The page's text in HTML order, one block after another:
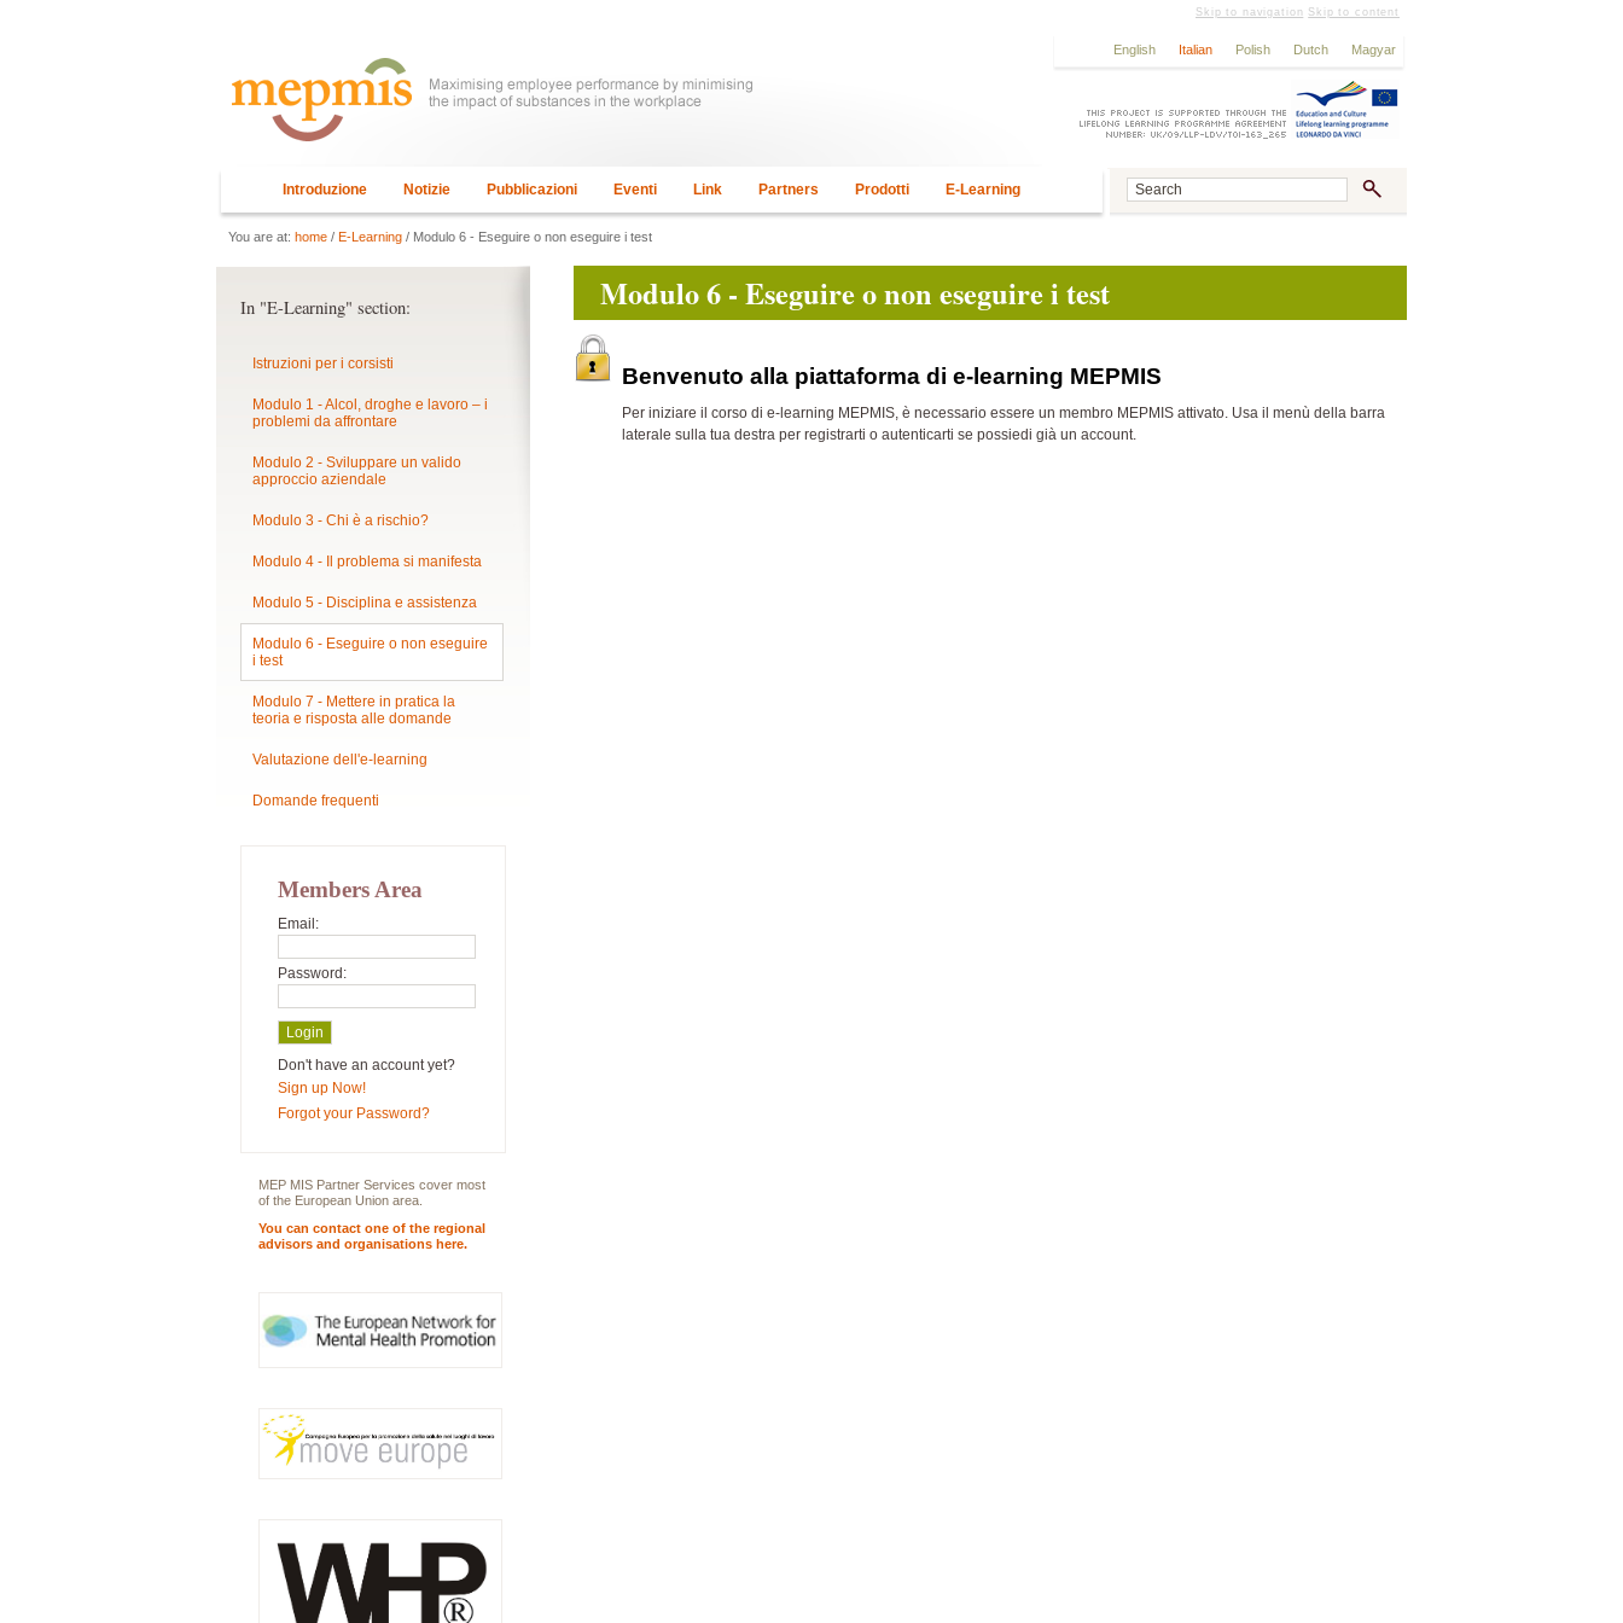
Skip to navigation Skip to content
English Italian Polish Dutch Magyar
Introduzione Notizie Pubblicazioni Eventi Link Partners Prodotti E-Learning
You are at: home / E-Learning / Modulo 6 - Eseguire o non eseguire i test
Modulo 6 - Eseguire o non eseguire i test
Benvenuto alla piattaforma di e-learning MEPMIS
Per iniziare il corso di e-learning MEPMIS, è necessario essere un membro MEPMIS attivato. Usa il menù della barra
laterale sulla tua destra per registrarti o autenticarti se possiedi già un account.
In "E-Learning" section:
Istruzioni per i corsisti
Modulo 1 - Alcol, droghe e lavoro – i
problemi da affrontare
Modulo 2 - Sviluppare un valido
approccio aziendale
Modulo 3 - Chi è a rischio?
Modulo 4 - Il problema si manifesta
Modulo 5 - Disciplina e assistenza
Modulo 6 - Eseguire o non eseguire
i test
Modulo 7 - Mettere in pratica la
teoria e risposta alle domande
Valutazione dell'e-learning
Domande frequenti
Members Area
Email:
Password:
Don't have an account yet?
Sign up Now!
Forgot your Password?
MEP MIS Partner Services cover most
of the European Union area.
You can contact one of the regional
advisors and organisations here.